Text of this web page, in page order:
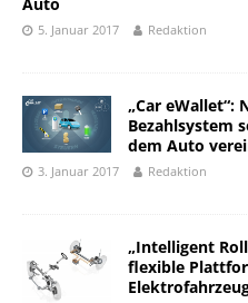
5. Januar 2017 Redaktion
„Car eWallet“:
Bezahlsystem
dem Auto
3. Januar 2017 Redaktion
„Intelligent
flexible